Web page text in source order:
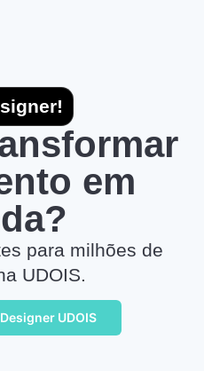
em
para milhões de
UDOIS.
UDOIS